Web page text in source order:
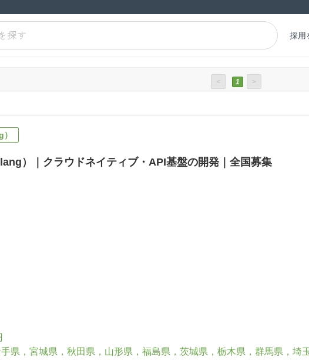
探す 採用
< 1 >
）｜クラウドネイティブ・API基盤の開発｜全国募集
県，宮城県，秋田県，山形県，福島県，茨城県，栃木県，群馬県，埼